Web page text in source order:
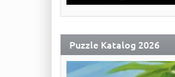
Puzzle Katalog 2026